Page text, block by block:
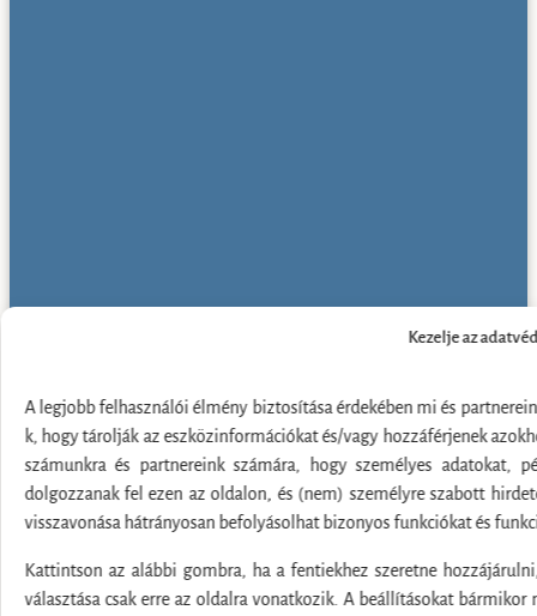
Kezelje az
A legjobb felhasználói élmény biztosítása érdekében mi és
k, hogy tárolják az eszközinformációkat és/vagy hozzáférjenek
számunkra és partnereink számára, hogy személyes adatokat,
dolgozzanak fel ezen az oldalon, és (nem) személyre szabott
visszavonása hátrányosan befolyásolhat bizonyos funkciókat és
Kattintson az alábbi gombra, ha a fentiekhez szeretne
választása csak erre az oldalra vonatkozik. A beállításokat